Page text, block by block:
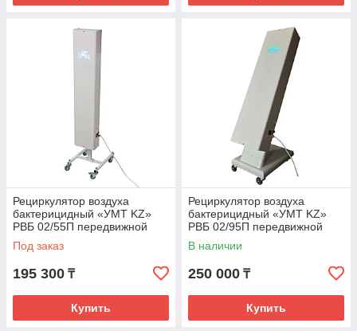
Рециркулятор воздуха
бактерицидный «УМТ KZ»
РВБ 02/55П передвижной
Под заказ
195 300 ₸
Купить
Рециркулятор воздуха
бактерицидный «УМТ KZ»
РВБ 02/95П передвижной
В наличии
250 000 ₸
Купить